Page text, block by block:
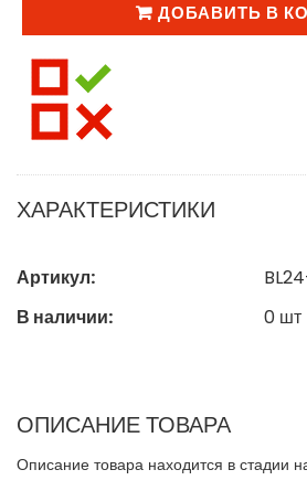
ДОБАВИТЬ В
ХАРАКТЕРИСТИКИ
Артикул:
В наличии:
0 шт
ОПИСАНИЕ ТОВАРА
Описание товара находится в стадии